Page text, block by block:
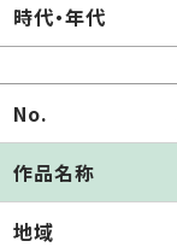
時代・年代
No.
作品名称
地域